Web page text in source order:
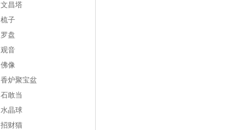
文昌塔
梳子
罗盘
观音
佛像
香炉聚宝盆
石敢当
水晶球
招财猫